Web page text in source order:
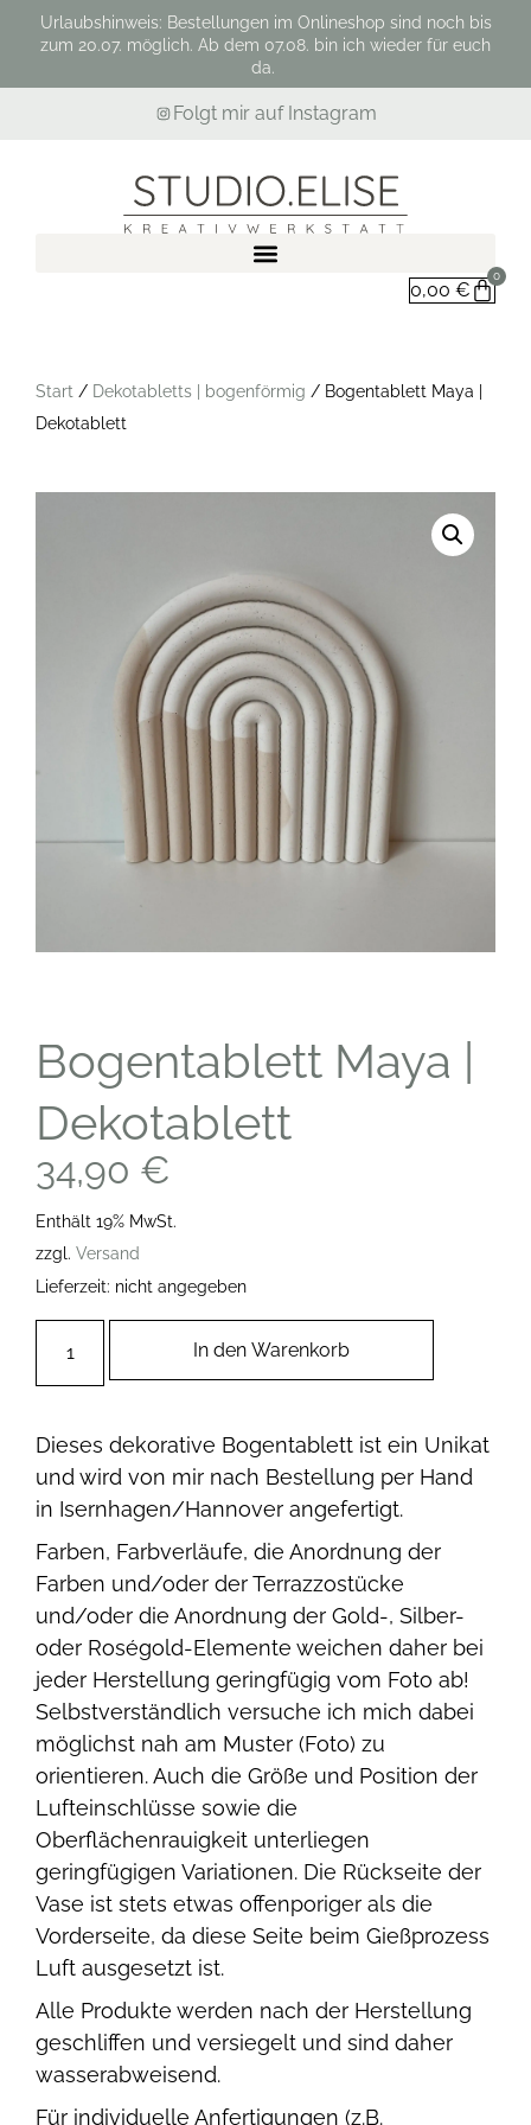
Urlaubshinweis: Bestellungen im Onlineshop sind noch bis
zum 20.07. möglich. Ab dem 07.08. bin ich wieder für euch
da.
Folgt mir auf Instagram
0,00 €
0
Start / Dekotabletts | bogenförmig / Bogentablett Maya |
Dekotablett
Bogentablett Maya |
Dekotablett
34,90 €
Enthält 19% MwSt.
zzgl. Versand
Lieferzeit: nicht angegeben
In den Warenkorb
Dieses dekorative Bogentablett ist ein Unikat
und wird von mir nach Bestellung per Hand
in Isernhagen/Hannover angefertigt.
Farben, Farbverläufe, die Anordnung der
Farben und/oder der Terrazzostücke
und/oder die Anordnung der Gold-, Silber-
oder Roségold-Elemente weichen daher bei
jeder Herstellung geringfügig vom Foto ab!
Selbstverständlich versuche ich mich dabei
möglichst nah am Muster (Foto) zu
orientieren. Auch die Größe und Position der
Lufteinschlüsse sowie die
Oberflächenrauigkeit unterliegen
geringfügigen Variationen. Die Rückseite der
Vase ist stets etwas offenporiger als die
Vorderseite, da diese Seite beim Gießprozess
Luft ausgesetzt ist.
Alle Produkte werden nach der Herstellung
geschliffen und versiegelt und sind daher
wasserabweisend.
Für individuelle Anfertigungen (z.B.